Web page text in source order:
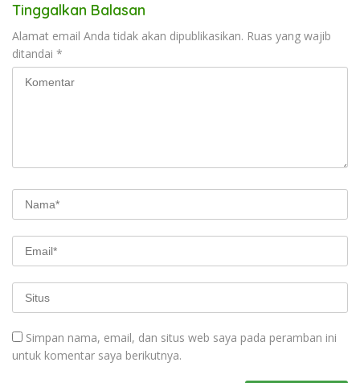
Tinggalkan Balasan
Alamat email Anda tidak akan dipublikasikan. Ruas yang wajib
ditandai *
Simpan nama, email, dan situs web saya pada peramban ini
untuk komentar saya berikutnya.